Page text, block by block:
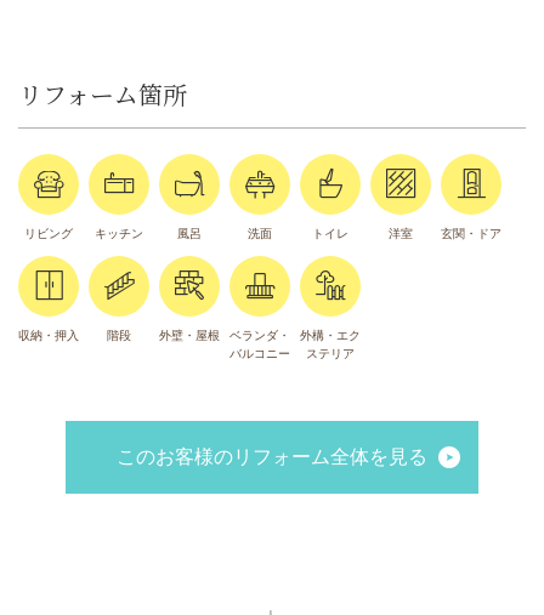
リフォーム箇所
リビング キッチン 風呂 洗面 トイレ 洋室 玄関・ドア
収納・押入 階段 外壁・屋根
ベランダ・
バルコニー
外構・エク
ステリア
このお客様のリフォーム全体を見る